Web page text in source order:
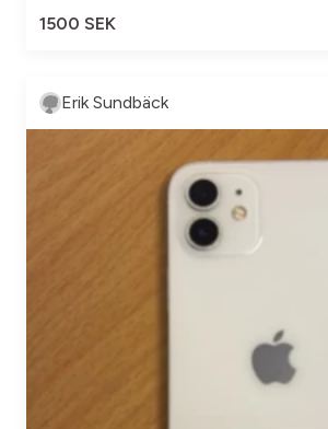
1500 SEK
Erik Sundbäck